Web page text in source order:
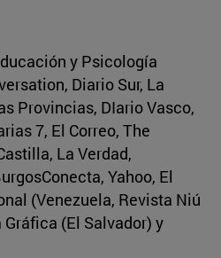
y Psicología
Diario Sur, La
Provincias, DIario Vasco,
7, El Correo, The
La Verdad,
Yahoo, El
(Venezuela, Revista Niú
(El Salvador) y